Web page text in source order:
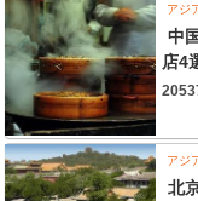
アジ
中
店4
アジ
北